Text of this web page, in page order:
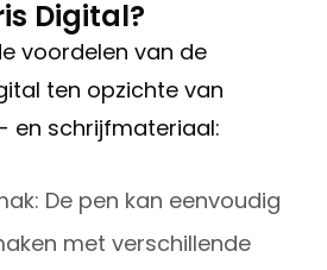
Digital?
voordelen van de
ten opzichte van
en schrijfmateriaal:
De pen kan eenvoudig
met verschillende